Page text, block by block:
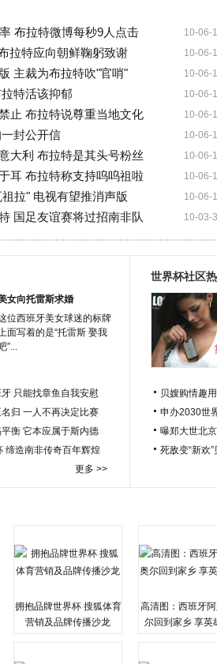
10-06-
布拉特微博每秒9人点击
10-06-
拉特应向朝鲜鞠躬致谢
10-06-
主裁为布拉特吹"官哨"
10-06-
特活该抑郁
10-06-
止 布拉特说尊重当地文化
10-06-
封公开信
10-06-
大利 布拉特是其头号粉丝
10-06-
耳 布拉特称支持呜呜祖啦
10-06-
拉" 电视有望推消声版
10-03-
国足友谊赛将过招南非队
女向托雷斯求婚
位西班牙美女球迷的标牌
面写着的是“托雷斯 娶我
”...
只能找章鱼自我安慰
归 一人不再决定比赛
衡 它本应属于斯内德
缔造南非传奇百年辉煌
更多 >>
世界杯社区
贝嫂购情趣
申办2030世
曝郑大世北
死敌变“新欢
拥抱品牌世界杯 搜狐体育
营销及品牌传播沙龙
高清图：西班牙
尔回到家乡 享英